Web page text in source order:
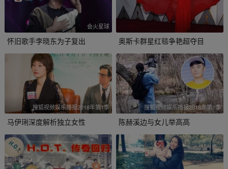
会火星球
怀旧歌手李晓东为子复出 奥斯卡群星红毯争艳超夺目
搜狐视频娱乐播报2018年第1季
马伊琍深度解析独立女性
搜狐视频娱乐播报2018年第1季
陈赫溪边与女儿举高高